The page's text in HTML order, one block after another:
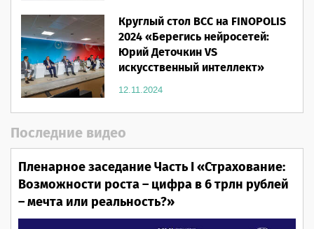
Круглый стол ВСС на FINOPOLIS
2024 «Берегись нейросетей:
Юрий Деточкин VS
искусственный интеллект»
12.11.2024
Последние видео
Пленарное заседание Часть I «Страхование:
Возможности роста – цифра в 6 трлн рублей
– мечта или реальность?»